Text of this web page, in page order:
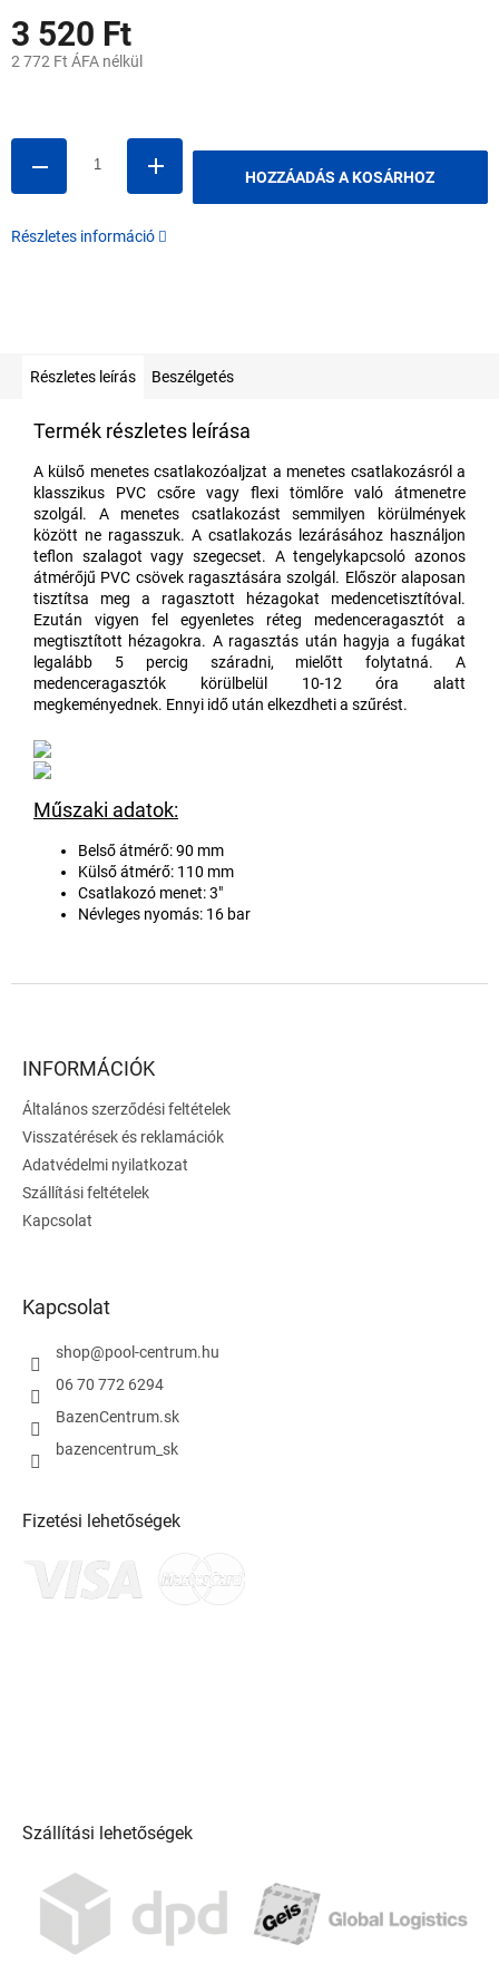
3 520 Ft
2 772 Ft ÁFA nélkül
HOZZÁADÁS A KOSÁRHOZ
Részletes információ
Részletes leírás Beszélgetés
Termék részletes leírása
A külső menetes csatlakozóaljzat a menetes csatlakozásról a
klasszikus PVC csőre vagy flexi tömlőre való átmenetre
szolgál. A menetes csatlakozást semmilyen körülmények
között ne ragasszuk. A csatlakozás lezárásához használjon
teflon szalagot vagy szegecset. A tengelykapcsoló azonos
átmérőjű PVC csövek ragasztására szolgál. Először alaposan
tisztítsa meg a ragasztott hézagokat medencetisztítóval.
Ezután vigyen fel egyenletes réteg medenceragasztót a
megtisztított hézagokra. A ragasztás után hagyja a fugákat
legalább 5 percig száradni, mielőtt folytatná. A
medenceragasztók körülbelül 10-12 óra alatt
megkeményednek. Ennyi idő után elkezdheti a szűrést.
Műszaki adatok:
Belső átmérő: 90 mm
Külső átmérő: 110 mm
Csatlakozó menet: 3"
Névleges nyomás: 16 bar
INFORMÁCIÓK
Általános szerződési feltételek
Visszatérések és reklamációk
Adatvédelmi nyilatkozat
Szállítási feltételek
Kapcsolat
Kapcsolat
shop@pool-centrum.hu
06 70 772 6294
BazenCentrum.sk
bazencentrum_sk
Fizetési lehetőségek
Szállítási lehetőségek